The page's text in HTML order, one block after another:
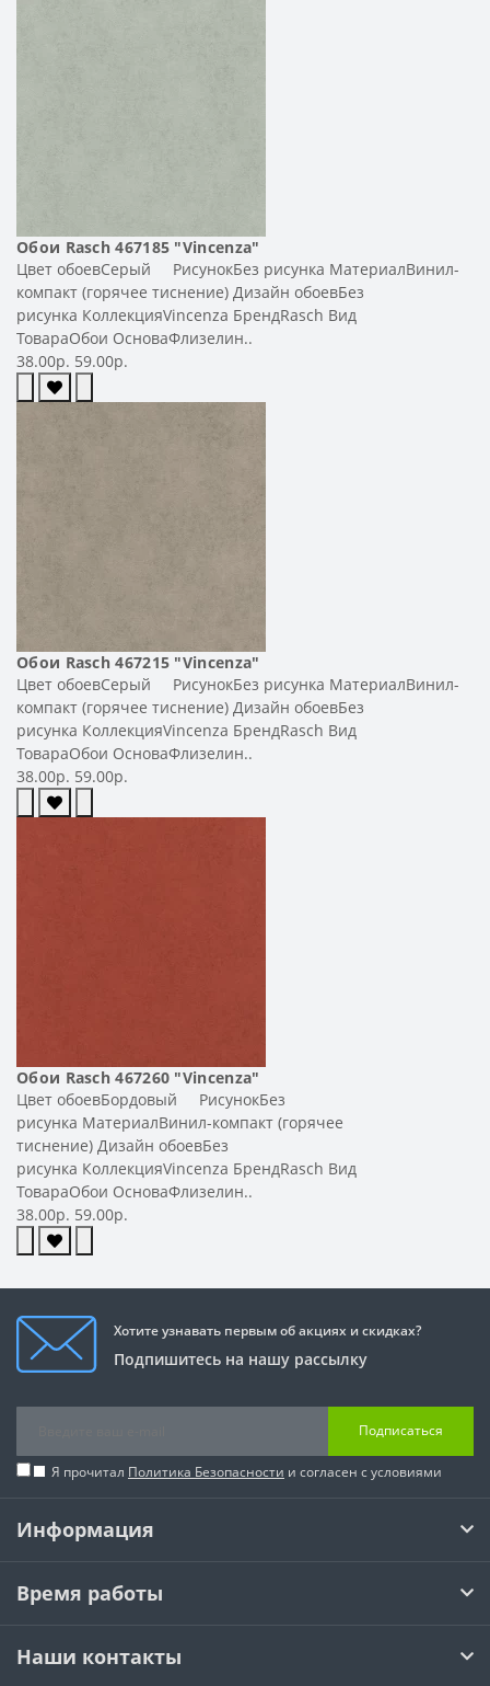
Обои Rasch 467185 "Vincenza"
Цвет обоевСерый РисунокБез рисунка МатериалВинил-
компакт (горячее тиснение) Дизайн обоевБез
рисунка КоллекцияVincenza БрендRasch Вид
ТовараОбои ОсноваФлизелин..
38.00р. 59.00р.
Обои Rasch 467215 "Vincenza"
Цвет обоевСерый РисунокБез рисунка МатериалВинил-
компакт (горячее тиснение) Дизайн обоевБез
рисунка КоллекцияVincenza БрендRasch Вид
ТовараОбои ОсноваФлизелин..
38.00р. 59.00р.
Обои Rasch 467260 "Vincenza"
Цвет обоевБордовый РисунокБез
рисунка МатериалВинил-компакт (горячее
тиснение) Дизайн обоевБез
рисунка КоллекцияVincenza БрендRasch Вид
ТовараОбои ОсноваФлизелин..
38.00р. 59.00р.
Хотите узнавать первым об акциях и скидках?
Подпишитесь на нашу рассылку
Подписаться
Я прочитал Политика Безопасности и согласен с условиями
Информация
Время работы
Наши контакты